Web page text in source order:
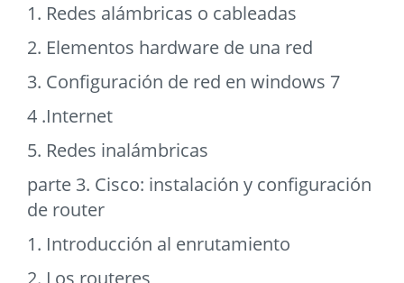
1. Redes alámbricas o cableadas
2. Elementos hardware de una red
3. Configuración de red en windows 7
4 .Internet
5. Redes inalámbricas
parte 3. Cisco: instalación y configuración
de router
1. Introducción al enrutamiento
2. Los routeres